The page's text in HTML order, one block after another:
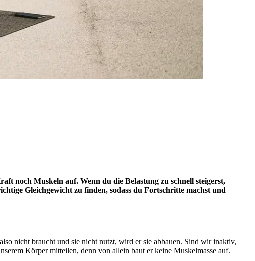
noch Muskeln auf. Wenn du die Belastung zu schnell steigerst,
Gleichgewicht zu finden, sodass du Fortschritte machst und
nicht braucht und sie nicht nutzt, wird er sie abbauen. Sind wir inaktiv,
Körper mitteilen, denn von allein baut er keine Muskelmasse auf.